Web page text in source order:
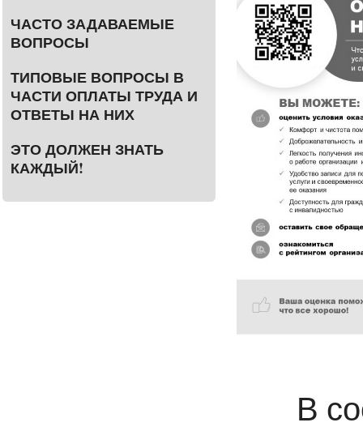
ЧАСТО ЗАДАВАЕМЫЕ
ВОПРОСЫ
ТИПОВЫЕ ВОПРОСЫ В
ЧАСТИ ОПЛАТЫ ТРУДА И
ОТВЕТЫ НА НИХ
ЭТО ДОЛЖЕН ЗНАТЬ
КАЖДЫЙ!
В